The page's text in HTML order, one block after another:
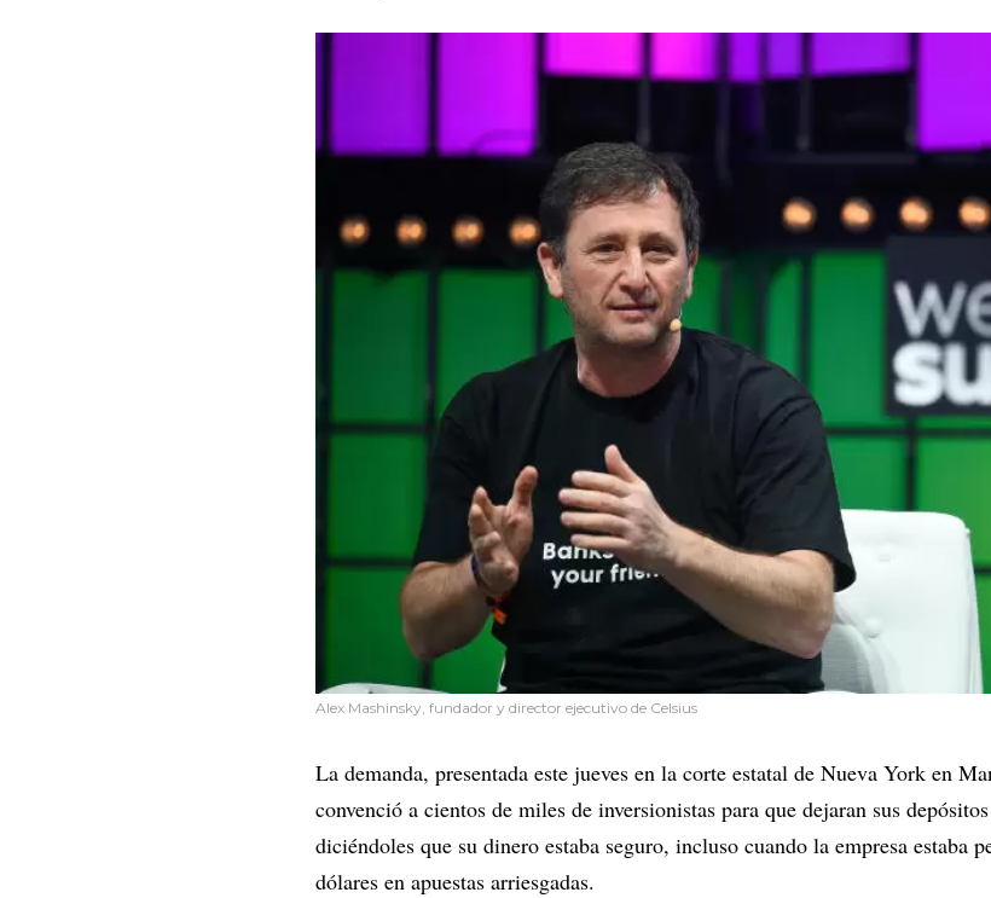
Alex Mashinsky, fundador y director ejecutivo de Celsius
La demanda, presentada este jueves en la corte estatal de Nueva York en
convenció a cientos de miles de inversionistas para que dejaran sus
diciéndoles que su dinero estaba seguro, incluso cuando la empresa estaba
dólares en apuestas arriesgadas.